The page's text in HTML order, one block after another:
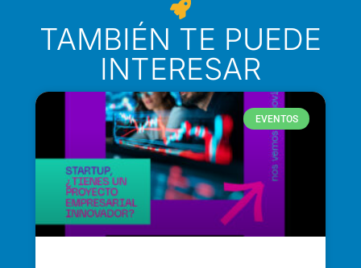
TAMBIÉN TE PUEDE
INTERESAR
EVENTOS